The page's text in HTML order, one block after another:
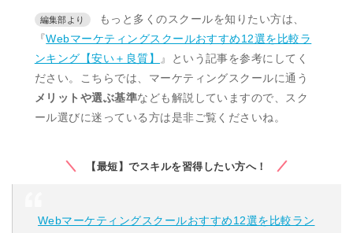
もっと多くのスクールを知りたい方は、
『Webマーケティングスクールおすすめ12選を比較ラ
ンキング【安い＋良質】
』という記事を参考にしてく
ださい。こちらでは、マーケティングスクールに通う
メリットや選ぶ基準なども解説していますので、スク
ール選びに迷っている方は是非ご覧くださいね。
【最短】でスキルを習得したい方へ！
Webマーケティングスクールおすすめ12選を比較ラン